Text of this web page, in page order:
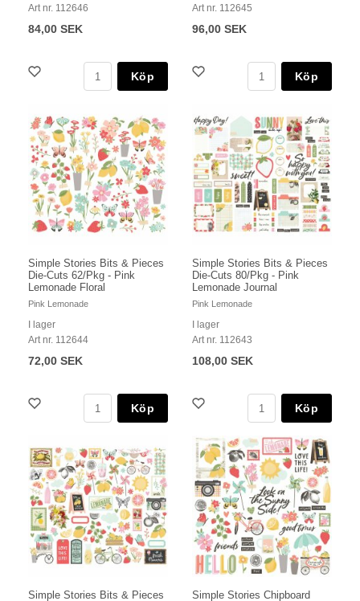
Art nr. 112646
84,00 SEK
Köp
Art nr. 112645
96,00 SEK
Köp
Simple Stories Bits & Pieces
Die-Cuts 62/Pkg - Pink
Lemonade Floral
Pink Lemonade
I lager
Art nr. 112644
72,00 SEK
Köp
Simple Stories Bits & Pieces
Die-Cuts 80/Pkg - Pink
Lemonade Journal
Pink Lemonade
I lager
Art nr. 112643
108,00 SEK
Köp
Simple Stories Bits & Pieces
Simple Stories Chipboard